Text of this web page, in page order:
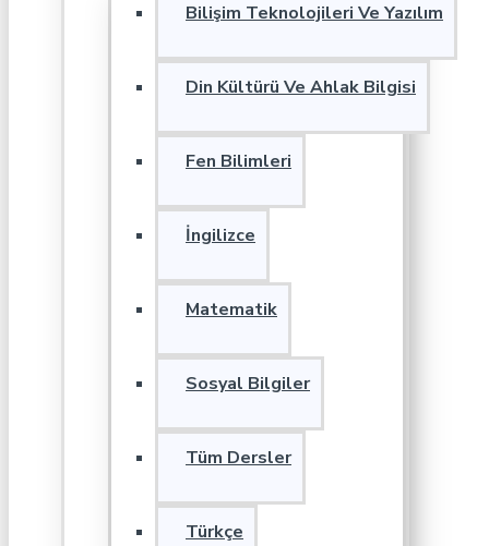
Bilişim Teknolojileri Ve Yazılım
Din Kültürü Ve Ahlak Bilgisi
Fen Bilimleri
İngilizce
Matematik
Sosyal Bilgiler
Tüm Dersler
Türkçe